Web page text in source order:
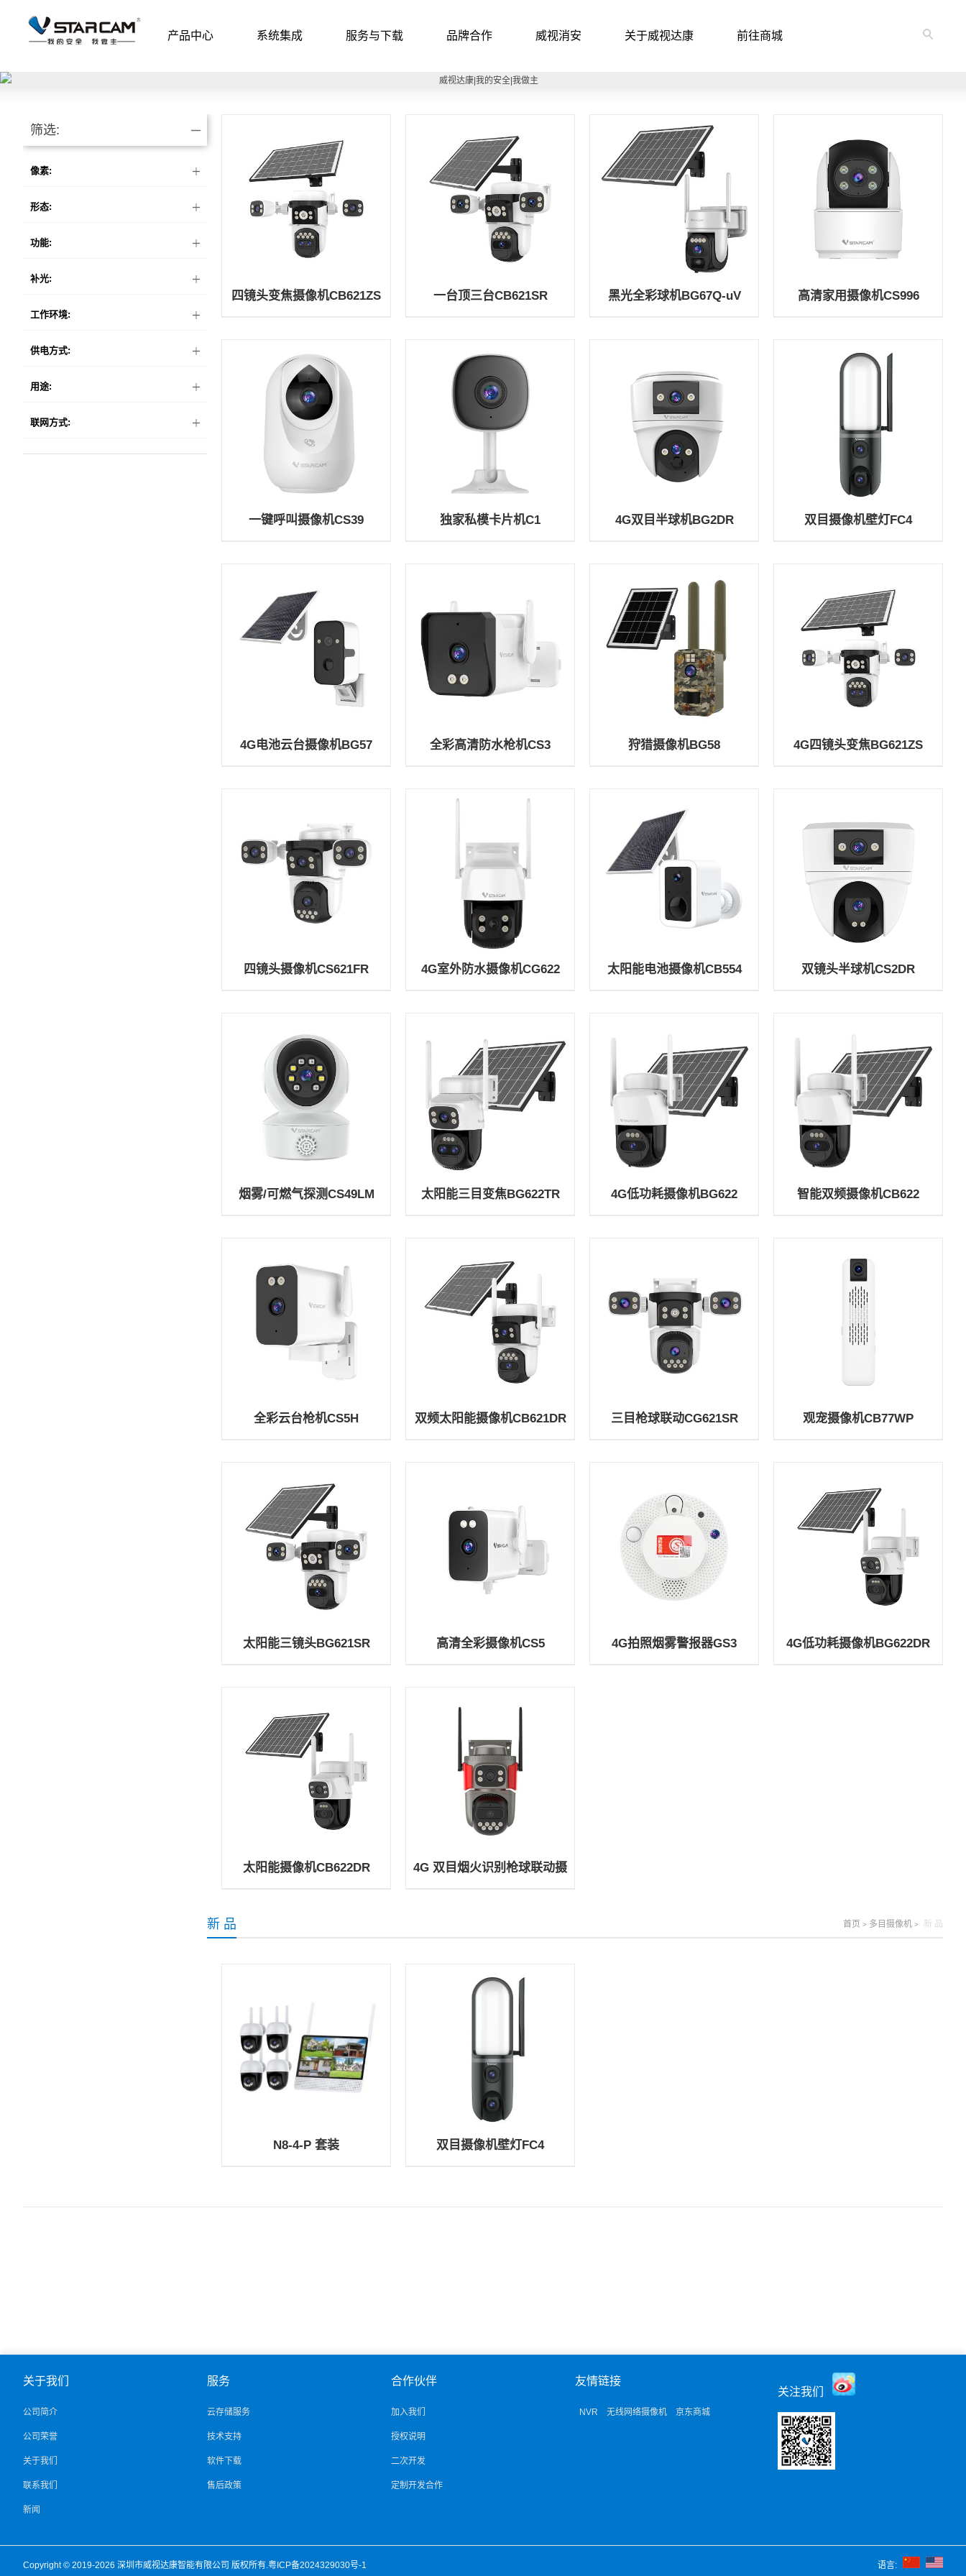
产品中心 系统集成 服务与下载 品牌合作 威视消安 关于威视达康 前往商城
筛选:
像素:
形态:
功能:
补光:
工作环境:
供电方式:
用途:
联网方式:
四镜头变焦摄像机CB621ZS 一台顶三台CB621SR 黑光全彩球机BG67Q-uV 高清家用摄像机CS996
一键呼叫摄像机CS39 独家私模卡片机C1 4G双目半球机BG2DR 双目摄像机壁灯FC4
4G电池云台摄像机BG57 全彩高清防水枪机CS3 狩猎摄像机BG58 4G四镜头变焦BG621ZS
四镜头摄像机CS621FR 4G室外防水摄像机CG622 太阳能电池摄像机CB554 双镜头半球机CS2DR
烟雾/可燃气探测CS49LM 太阳能三目变焦BG622TR 4G低功耗摄像机BG622 智能双频摄像机CB622
全彩云台枪机CS5H 双频太阳能摄像机CB621DR 三目枪球联动CG621SR 观宠摄像机CB77WP
太阳能三镜头BG621SR 高清全彩摄像机CS5 4G拍照烟雾警报器GS3 4G低功耗摄像机BG622DR
太阳能摄像机CB622DR
4G 双目烟火识别枪球联动摄
新 品 首页 > 多目摄像机 > 新 品
N8-4-P 套装 双目摄像机壁灯FC4
关于我们
公司简介
公司荣誉
关于我们
联系我们
新闻
服务
云存储服务
技术支持
软件下载
售后政策
合作伙伴
加入我们
授权说明
二次开发
定制开发合作
关注我们
友情链接
NVR 无线网络摄像机 京东商城
Copyright © 2019-2026 深圳市威视达康智能有限公司 版权所有.粤ICP备2024329030号-1 语言: